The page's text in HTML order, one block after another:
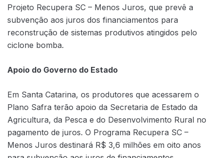
Projeto Recupera SC – Menos Juros, que prevê a
subvenção aos juros dos financiamentos para
reconstrução de sistemas produtivos atingidos pelo
ciclone bomba.
Apoio do Governo do Estado
Em Santa Catarina, os produtores que acessarem o
Plano Safra terão apoio da Secretaria de Estado da
Agricultura, da Pesca e do Desenvolvimento Rural no
pagamento de juros. O Programa Recupera SC –
Menos Juros destinará R$ 3,6 milhões em oito anos